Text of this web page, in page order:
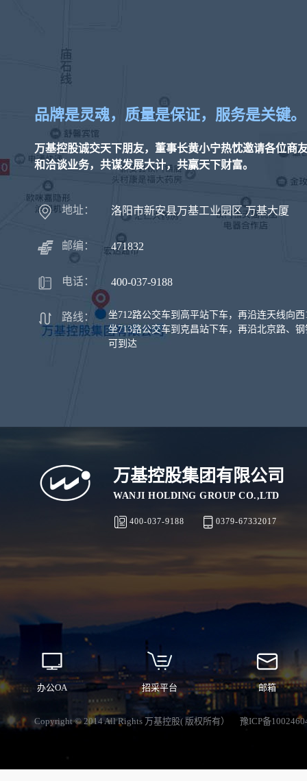
品牌是灵魂，质量是保证，服务是关键。
万基控股诚交天下朋友，董事长黄小宁热忱邀请各位商
和洽谈业务，共谋发展大计，共赢天下财富。
地址： 洛阳市新安县万基工业园区 万基大厦
邮编： 471832
电话： 400-037-9188
路线：
坐712路公交车到高平站下车，再沿连天线向
坐713路公交车到克昌站下车，再沿北京路、
可到达
万基控股集团有限公司
WANJI HOLDING GROUP CO.,LTD
400-037-9188 0379-67332017
办公OA 招采平台 邮箱
Copyright © 2014 All Rights 万基控股( 版权所有） 豫ICP备